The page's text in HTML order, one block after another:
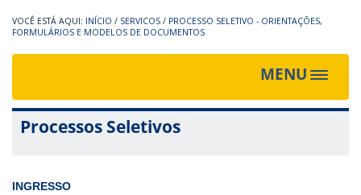
INÍCIO / SERVICOS / PROCESSO SELETIVO - ORIENTAÇÕES,
FORMULÁRIOS E MODELOS DE DOCUMENTOS
MENU
Toggle
Processos Seletivos
INGRESSO